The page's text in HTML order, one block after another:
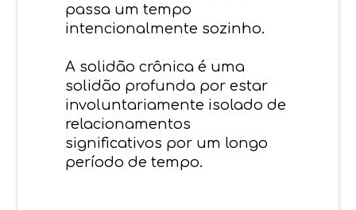
passa um tempo
intencionalmente sozinho.
A solidão crônica é uma
solidão profunda por estar
involuntariamente isolado de
relacionamentos
significativos por um longo
período de tempo.